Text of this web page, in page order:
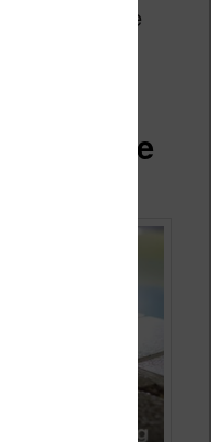
pas si cette
les
mise à jour.
faire